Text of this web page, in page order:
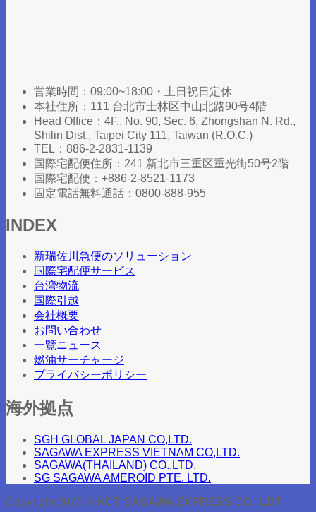
営業時間：09:00~18:00・土日祝日定休
本社住所：111 台北市士林区中山北路90号4階
Head Office：4F., No. 90, Sec. 6, Zhongshan N. Rd.,
Shilin Dist., Taipei City 111, Taiwan (R.O.C.)​
TEL：886-2-2831-1139
国際宅配便住所：241 新北市三重区重光街50号2階
国際宅配便：+886-2-8521-1173
固定電話無料通話：0800-888-955
INDEX
新瑞佐川急便のソリューション
国際宅配便サービス
台湾物流
国際引越
会社概要
お問い合わせ
一覽ニュース
燃油サーチャージ
プライバシーポリシー
海外拠点
SGH GLOBAL JAPAN CO,LTD.
SAGAWA EXPRESS VIETNAM CO,LTD.
SAGAWA(THAILAND) CO.,LTD.
SG SAGAWA AMEROID PTE. LTD.
Copyright 2026 © HCT SAGAWA EXPRESS CO., LDT